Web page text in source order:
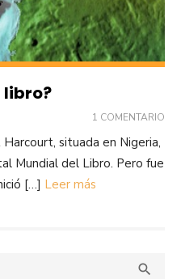
libro?
1 COMENTARIO
situada en Nigeria,
Mundial del Libro. Pero fue
[…] Leer más
